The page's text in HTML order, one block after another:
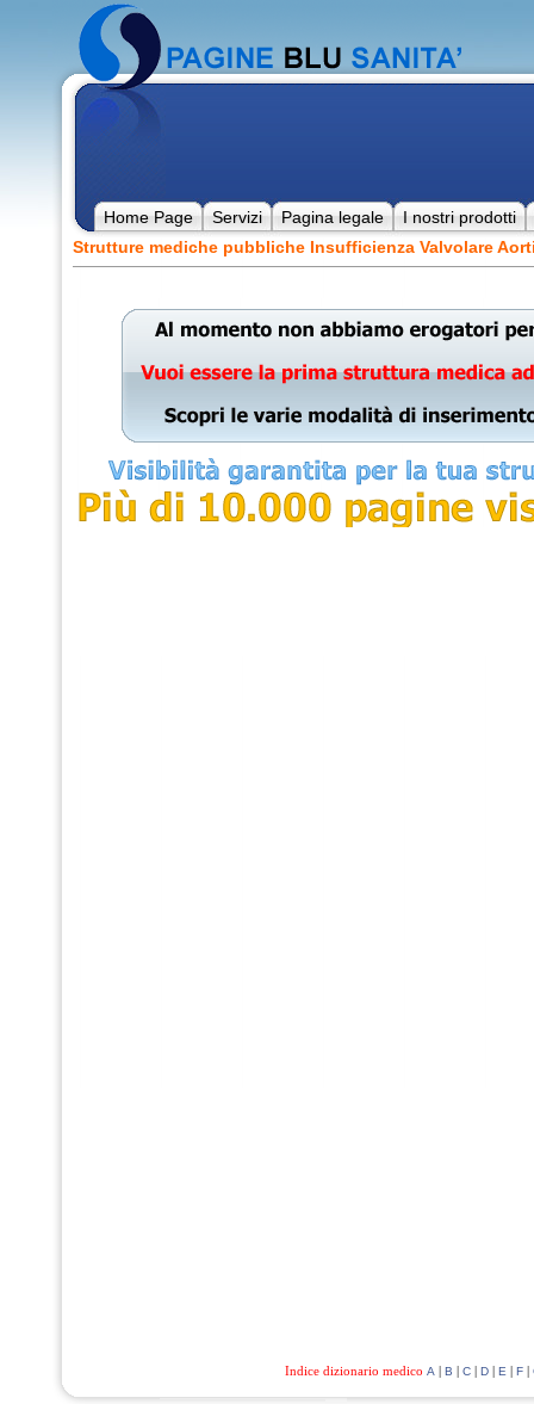
Home Page Servizi Pagina legale
I nostri prodotti
Strutture mediche pubbliche Insufficienza Valvolare
Indice dizionario medico A | B | C| D| E | F|